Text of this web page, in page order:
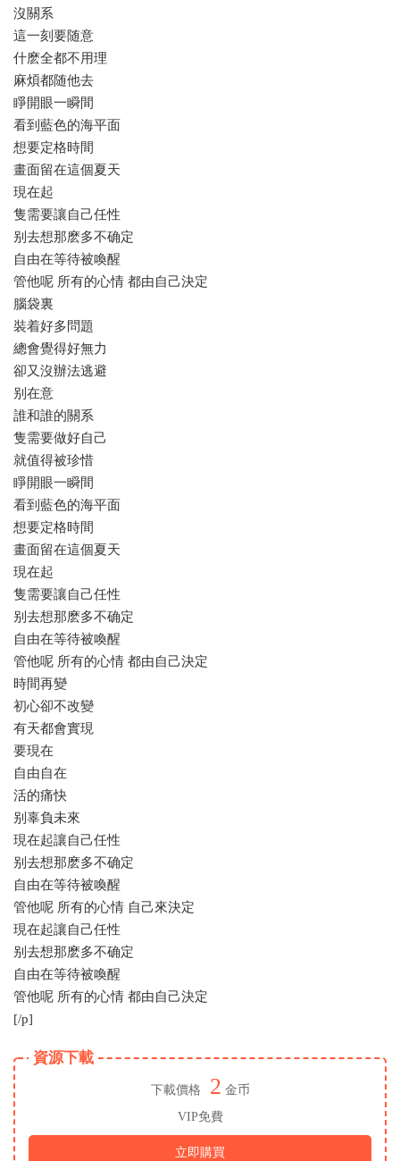
沒關系
這一刻要随意
什麽全都不用理
麻煩都随他去
睜開眼一瞬間
看到藍色的海平面
想要定格時間
畫面留在這個夏天
現在起
隻需要讓自己任性
别去想那麽多不确定
自由在等待被喚醒
管他呢 所有的心情 都由自己決定
腦袋裏
裝着好多問題
總會覺得好無力
卻又沒辦法逃避
别在意
誰和誰的關系
隻需要做好自己
就值得被珍惜
睜開眼一瞬間
看到藍色的海平面
想要定格時間
畫面留在這個夏天
現在起
隻需要讓自己任性
别去想那麽多不确定
自由在等待被喚醒
管他呢 所有的心情 都由自己決定
時間再變
初心卻不改變
有天都會實現
要現在
自由自在
活的痛快
别辜負未來
現在起讓自己任性
别去想那麽多不确定
自由在等待被喚醒
管他呢 所有的心情 自己來決定
現在起讓自己任性
别去想那麽多不确定
自由在等待被喚醒
管他呢 所有的心情 都由自己決定
[/p]
資源下載
下載價格 2 金币
VIP免費
立即購買